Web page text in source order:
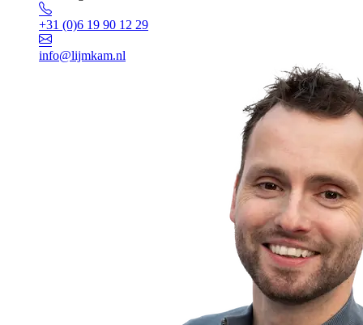
+31 (0)6 19 90 12 29
info@lijmkam.nl